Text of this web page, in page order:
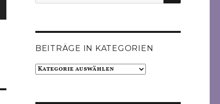
BEITRÄGE IN KATEGORIEN
Beiträge